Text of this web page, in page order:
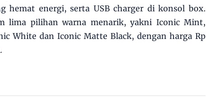
hemat energi, serta USB charger di konsol box.
lima pilihan warna menarik, yakni Iconic Mint,
White dan Iconic Matte Black, dengan harga Rp